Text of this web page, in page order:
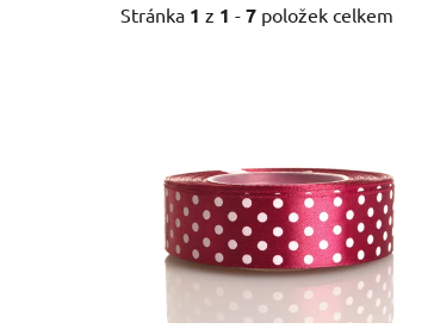
Stránka 1 z 1 - 7 položek celkem